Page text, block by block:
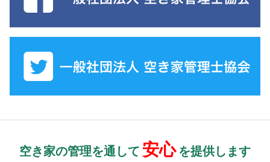
空き家の管理を通して 安心 を提供します